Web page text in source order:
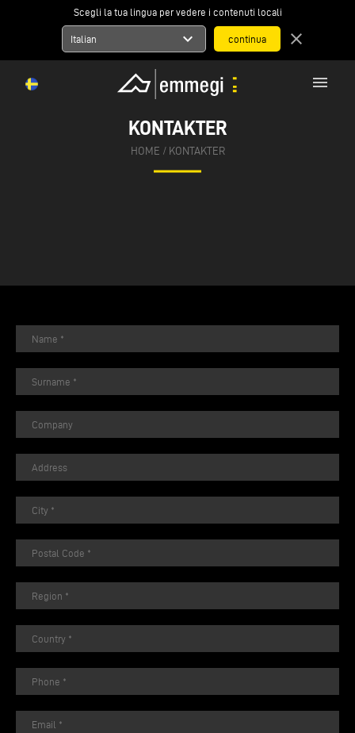
Scegli la tua lingua per vedere i contenuti locali
Italian expand_more close
menu
KONTAKTER
HOME / KONTAKTER